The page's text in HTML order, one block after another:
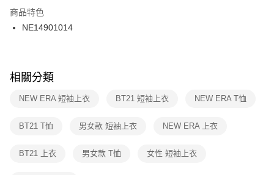
２．訂單成立數日內，您將收到繳費通知簡訊。
３．收到繳費通知簡訊後14天內，點擊此簡訊中的連結，可透過四大超商／
ATM／網路銀行／等多元方式進行付款，方視為交易完成。
※ 交易是否成功請以「AFTEE先享後付 」之結帳頁面顯示為準，若有關於
是否繳費成功／繳費後需取消欲退款等相關疑問，請聯繫「AFTEE先享後付
客戶支援中心」https://netprotections.freshdesk.com/support/home
１．透過由恩沛科技股份有限公司提供之「AFTEE先享後付」服務完成之交
權轉讓予恩沛科技股份有限公司。
付款後門市自取
每筆NT$100，滿NT$1,500(含以上)免運費
商品特色
NE14901014
相關分類
NEW ERA 短袖上衣 BT21 短袖上衣 NEW ERA T恤
BT21 T恤 男女款 短袖上衣 NEW ERA 上衣
BT21 上衣 男女款 T恤 女性 短袖上衣